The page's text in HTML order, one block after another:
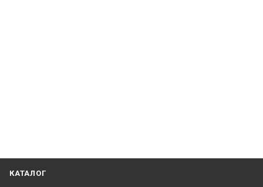
КАТАЛОГ